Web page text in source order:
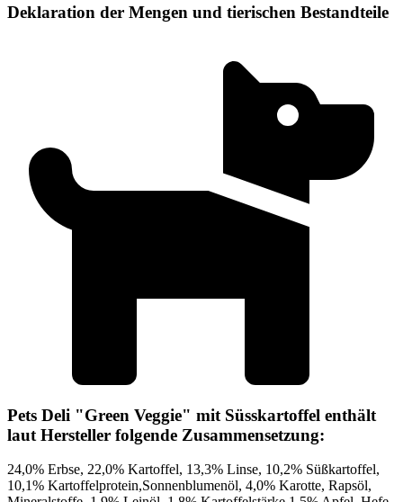
Deklaration der Mengen und tierischen Bestandteile
Pets Deli "Green Veggie" mit Süsskartoffel enthält
laut Hersteller folgende Zusammensetzung:
24,0% Erbse, 22,0% Kartoffel, 13,3% Linse, 10,2% Süßkartoffel,
10,1% Kartoffelprotein,Sonnenblumenöl, 4,0% Karotte, Rapsöl,